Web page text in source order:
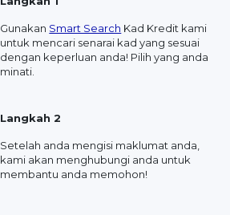
Gunakan Smart Search Kad Kredit kami
untuk mencari senarai kad yang sesuai
dengan keperluan anda! Pilih yang anda
minati.
Langkah 2
Setelah anda mengisi maklumat anda,
kami akan menghubungi anda untuk
membantu anda memohon!